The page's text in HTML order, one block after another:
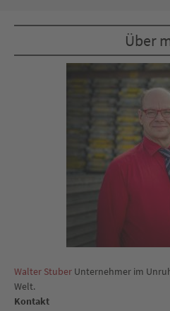
Über
Walter Stuber Unternehmer im
Welt.
Kontakt